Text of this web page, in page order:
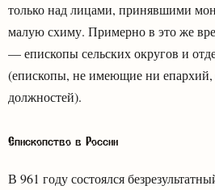
только над лицами, принявшими
малую схиму. Примерно в это же
— епископы сельских округов и
(епископы, не имеющие ни
должностей).
Епископство в России
В 961 году состоялся